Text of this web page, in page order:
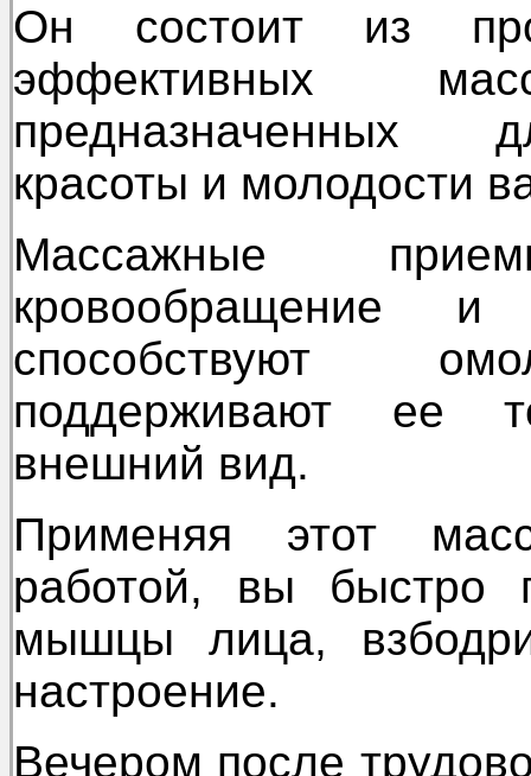
Он состоит из
эффективных
предназначенных
красоты и молодости
Массажные
кровообращение
способствуют
поддерживают ее
внешний вид.
Применяя этот
работой, вы быстро
мышцы лица,
настроение.
Вечером после